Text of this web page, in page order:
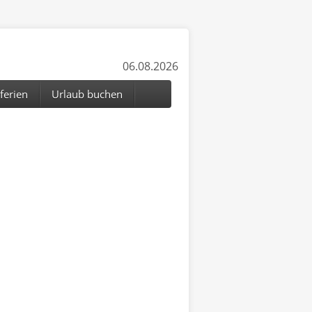
06.08.2026
Urlaub buchen